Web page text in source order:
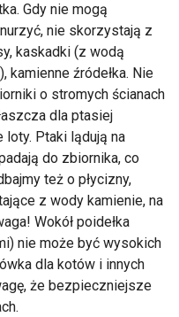
Gdy nie mogą
nie skorzystają z
kaskadki (z wodą
źródełka. Nie
o stromych ścianach
dla ptasiej
Ptaki lądują na
do zbiornika, co
też o płycizny,
z wody kamienie, na
Wokół poidełka
nie może być wysokich
dla kotów i innych
że bezpieczniejsze